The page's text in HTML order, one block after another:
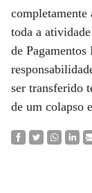
completamente
toda a
de
ser transferido
de um colapso